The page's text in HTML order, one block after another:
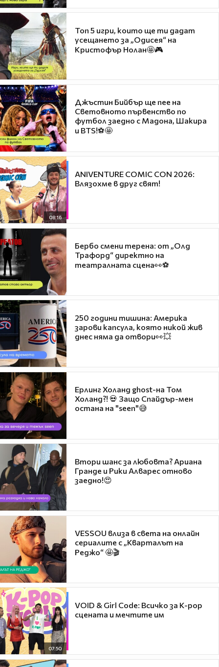
Топ 5 игри, които ще ти дадат
усещането за „Одисея“ на
Кристофър Нолан🤩🎮
Джъстин Бийбър ще пее на
Световното първенство по
футбол заедно с Мадона, Шакира
и BTS!⚽🤩
08:16
ANIVENTURE COMIC CON 2026:
Влязохме в друг свят!
Бербо смени терена: от „Олд
Трафорд“ директно на
театралната сцена👀⚽
250 години тишина: Америка
зарови капсула, която никой жив
днес няма да отвори👀💥
Ерлинг Холанд ghost-на Том
Холанд?! 💀 Защо Спайдър-мен
остана на "seen"😅
Втори шанс за любовта? Ариана
Гранде и Рики Алварес отново
заедно!😍
VESSOU влиза в света на онлайн
сериалите с „Кварталът на
Реджо“ 🤩🎬
07:50
VOID & Girl Code: Всичко за K-pop
сцената и мечтите им